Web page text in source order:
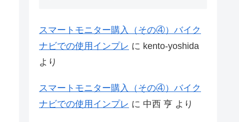
スマートモニター購入（その④）バイク
ナビでの使用インプレ に kento-yoshida
より
スマートモニター購入（その④）バイク
ナビでの使用インプレ に 中西 亨 より